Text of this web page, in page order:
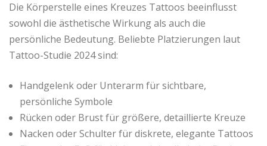
Die Körperstelle eines Kreuzes Tattoos beeinflusst
sowohl die ästhetische Wirkung als auch die
persönliche Bedeutung. Beliebte Platzierungen laut
Tattoo-Studie 2024 sind:
Handgelenk oder Unterarm für sichtbare,
persönliche Symbole
Rücken oder Brust für größere, detaillierte Kreuze
Nacken oder Schulter für diskrete, elegante Tattoos